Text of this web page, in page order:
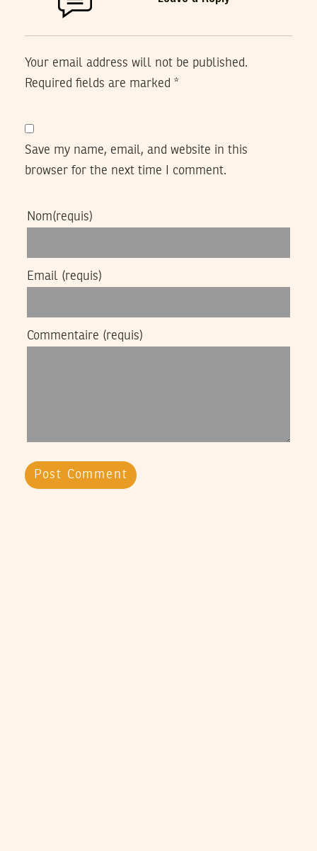
Your email address will not be published.
Required fields are marked *
Save my name, email, and website in this
browser for the next time I comment.
Nom(requis)
Email (requis)
Commentaire (requis)